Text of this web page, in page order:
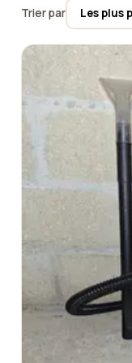
Trier par